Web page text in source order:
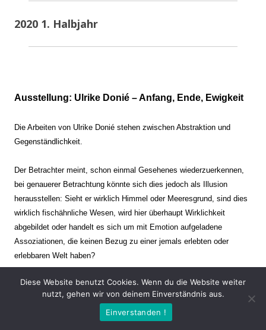
2020 1. Halbjahr
Ausstellung: Ulrike Donié – Anfang, Ende, Ewigkeit
Die Arbeiten von Ulrike Donié stehen zwischen Abstraktion und
Gegenständlichkeit.
Der Betrachter meint, schon einmal Gesehenes wiederzuerkennen,
bei genauerer Betrachtung könnte sich dies jedoch als Illusion
herausstellen: Sieht er wirklich Himmel oder Meeresgrund, sind dies
wirklich fischähnliche Wesen, wird hier überhaupt Wirklichkeit
abgebildet oder handelt es sich um mit Emotion aufgeladene
Assoziationen, die keinen Bezug zu einer jemals erlebten oder
erlebbaren Welt haben?
Verharren und Dynamik stehen sich dabei gegenüber. Zeit steht still
oder verrinnt im Nu. Es soll dabei eine Spannung, auch farblich, bis
zur Schmerzgrenze erzeugt werden. Die Arbeiten stellen ambivalente
Diese Website benutzt Cookies. Wenn du die Website weiter
nutzt, gehen wir von deinem Einverständnis aus.
Einverstanden !